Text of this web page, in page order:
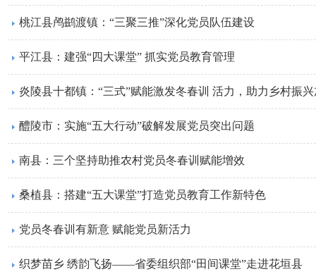
桃江县鸬鹚渡镇：“三聚三推”深化党员队伍建设
平江县：建强“四大课堂” 抓实党员教育管理
炎陵县十都镇：“三式”赋能激发冬春训 活力，助力乡村振
醴陵市：实施“五大行动”破解发展党员突出问题
南县：三个坚持助推农村党员冬春训赋能增效
桑植县：搭建“五大课堂”打造党员教育工作新特色
党员冬春训有新意 赋能党员新活力
织梦苗乡 绣韵飞扬——省委组织部“田间课堂”走进花垣县